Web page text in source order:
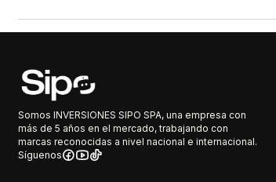
Somos INVERSIONES SIPO SPA, una empresa con
más de 5 años en el mercado, trabajando con
marcas reconocidas a nivel nacional e internacional.
Síguenos